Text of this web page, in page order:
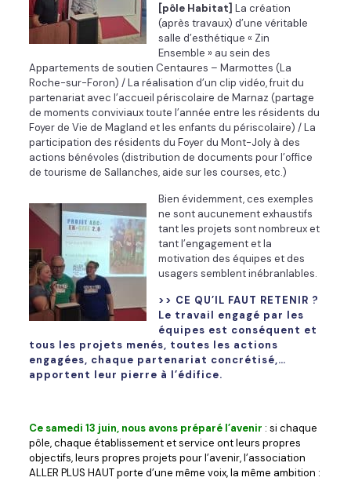
[pôle Habitat] La création
(après travaux) d’une véritable
salle d’esthétique « Zin
Ensemble » au sein des
Appartements de soutien Centaures – Marmottes (La
Roche-sur-Foron) / La réalisation d’un clip vidéo, fruit du
partenariat avec l’accueil périscolaire de Marnaz (partage
de moments conviviaux toute l’année entre les résidents du
Foyer de Vie de Magland et les enfants du périscolaire) / La
participation des résidents du Foyer du Mont-Joly à des
actions bénévoles (distribution de documents pour l’office
de tourisme de Sallanches, aide sur les courses, etc.)
Bien évidemment, ces exemples
ne sont aucunement exhaustifs
tant les projets sont nombreux et
tant l’engagement et la
motivation des équipes et des
usagers semblent inébranlables.
>> CE QU’IL FAUT RETENIR ?
Le travail engagé par les
équipes est conséquent et
tous les projets menés, toutes les actions
engagées, chaque partenariat concrétisé,…
apportent leur pierre à l’édifice.
Ce samedi 13 juin, nous avons préparé l’avenir : si chaque
pôle, chaque établissement et service ont leurs propres
objectifs, leurs propres projets pour l’avenir, l’association
ALLER PLUS HAUT porte d’une même voix, la même ambition :